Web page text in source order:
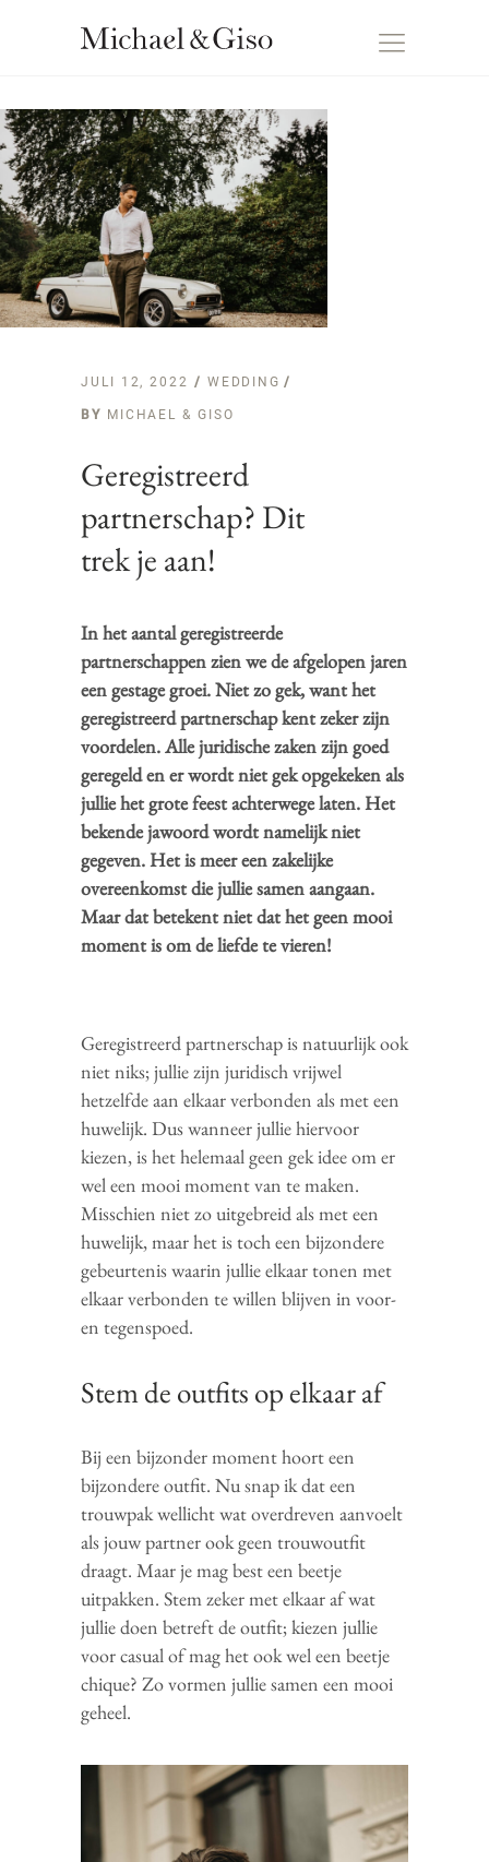
JULI 12, 2022 WEDDING
BY MICHAEL & GISO
Geregistreerd
partnerschap? Dit
trek je aan!
In het aantal geregistreerde
partnerschappen zien we de afgelopen jaren
een gestage groei. Niet zo gek, want het
geregistreerd partnerschap kent zeker zijn
voordelen. Alle juridische zaken zijn goed
geregeld en er wordt niet gek opgekeken als
jullie het grote feest achterwege laten. Het
bekende jawoord wordt namelijk niet
gegeven. Het is meer een zakelijke
overeenkomst die jullie samen aangaan.
Maar dat betekent niet dat het geen mooi
moment is om de liefde te vieren!
Geregistreerd partnerschap is natuurlijk ook
niet niks; jullie zijn juridisch vrijwel
hetzelfde aan elkaar verbonden als met een
huwelijk. Dus wanneer jullie hiervoor
kiezen, is het helemaal geen gek idee om er
wel een mooi moment van te maken.
Misschien niet zo uitgebreid als met een
huwelijk, maar het is toch een bijzondere
gebeurtenis waarin jullie elkaar tonen met
elkaar verbonden te willen blijven in voor-
en tegenspoed.
Stem de outfits op elkaar af
Bij een bijzonder moment hoort een
bijzondere outfit. Nu snap ik dat een
trouwpak wellicht wat overdreven aanvoelt
als jouw partner ook geen trouwoutfit
draagt. Maar je mag best een beetje
uitpakken. Stem zeker met elkaar af wat
jullie doen betreft de outfit; kiezen jullie
voor casual of mag het ook wel een beetje
chique? Zo vormen jullie samen een mooi
geheel.